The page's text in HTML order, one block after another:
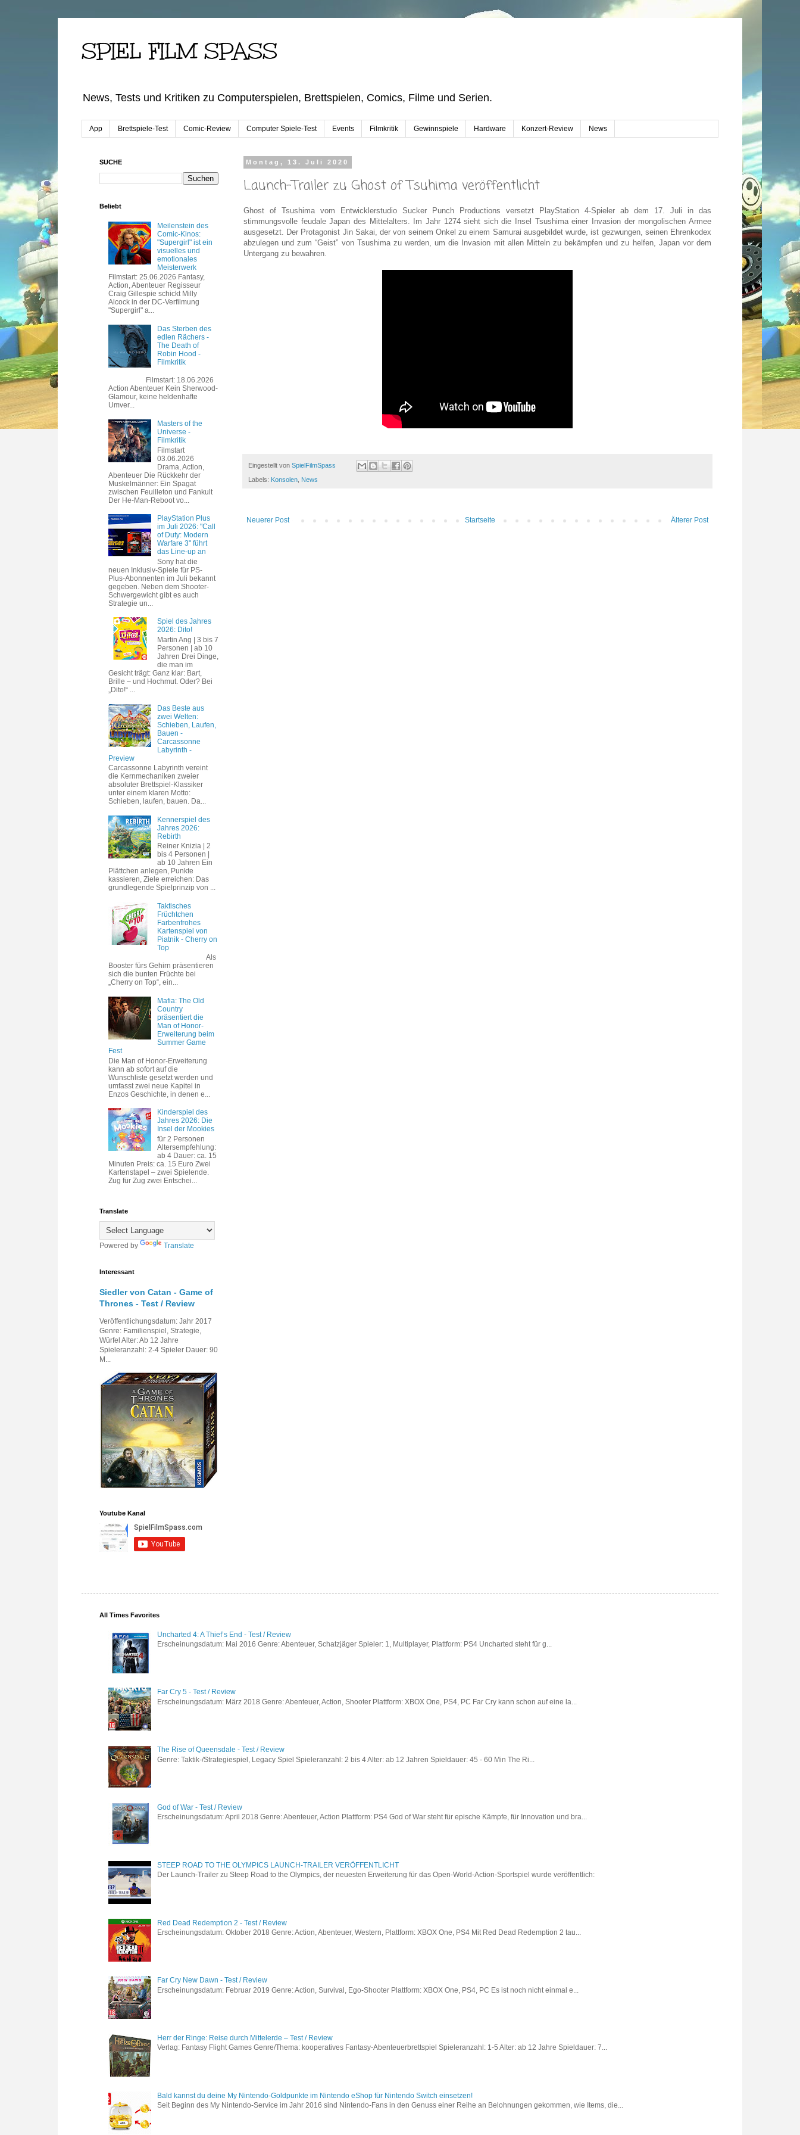
SPIEL FILM SPASS
News, Tests und Kritiken zu Computerspielen, Brettspielen, Comics, Filme und Serien.
App Brettspiele-Test Comic-Review Computer Spiele-Test Events Filmkritik Gewinnspiele Hardware Konzert-Review News
Montag, 13. Juli 2020
Launch-Trailer zu Ghost of Tsuhima veröffentlicht
Ghost of Tsushima vom Entwicklerstudio Sucker Punch Productions versetzt PlayStation 4-Spieler ab dem 17. Juli in das
stimmungsvolle feudale Japan des Mittelalters. Im Jahr 1274 sieht sich die Insel Tsushima einer Invasion der mongolischen Armee
ausgesetzt. Der Protagonist Jin Sakai, der von seinem Onkel zu einem Samurai ausgebildet wurde, ist gezwungen, seinen Ehrenkodex
abzulegen und zum “Geist” von Tsushima zu werden, um die Invasion mit allen Mitteln zu bekämpfen und zu helfen, Japan vor dem
Untergang zu bewahren.
Eingestellt von SpielFilmSpass
Labels: Konsolen, News
Neuerer Post Älterer Post
Startseite
SUCHE
Beliebt
Meilenstein des
Comic-Kinos:
"Supergirl" ist ein
visuelles und
emotionales
Meisterwerk
Filmstart: 25.06.2026 Fantasy,
Action, Abenteuer Regisseur
Craig Gillespie schickt Milly
Alcock in der DC-Verfilmung
"Supergirl" a...
Das Sterben des
edlen Rächers -
The Death of
Robin Hood -
Filmkritik
Filmstart: 18.06.2026
Action Abenteuer Kein Sherwood-
Glamour, keine heldenhafte
Umver...
Masters of the
Universe -
Filmkritik
Filmstart
03.06.2026
Drama, Action,
Abenteuer Die Rückkehr der
Muskelmänner: Ein Spagat
zwischen Feuilleton und Fankult
Der He-Man-Reboot vo...
PlayStation Plus
im Juli 2026: "Call
of Duty: Modern
Warfare 3" führt
das Line-up an
Sony hat die
neuen Inklusiv-Spiele für PS-
Plus-Abonnenten im Juli bekannt
gegeben. Neben dem Shooter-
Schwergewicht gibt es auch
Strategie un...
Spiel des Jahres
2026: Dito!
Martin Ang | 3 bis 7
Personen | ab 10
Jahren Drei Dinge,
die man im
Gesicht trägt: Ganz klar: Bart,
Brille – und Hochmut. Oder? Bei
„Dito!“ ...
Das Beste aus
zwei Welten:
Schieben, Laufen,
Bauen -
Carcassonne
Labyrinth -
Preview
Carcassonne Labyrinth vereint
die Kernmechaniken zweier
absoluter Brettspiel-Klassiker
unter einem klaren Motto:
Schieben, laufen, bauen. Da...
Kennerspiel des
Jahres 2026:
Rebirth
Reiner Knizia | 2
bis 4 Personen |
ab 10 Jahren Ein
Plättchen anlegen, Punkte
kassieren, Ziele erreichen: Das
grundlegende Spielprinzip von ...
Taktisches
Früchtchen
Farbenfrohes
Kartenspiel von
Piatnik - Cherry on
Top
Als
Booster fürs Gehirn präsentieren
sich die bunten Früchte bei
„Cherry on Top“, ein...
Mafia: The Old
Country
präsentiert die
Man of Honor-
Erweiterung beim
Summer Game
Fest
Die Man of Honor-Erweiterung
kann ab sofort auf die
Wunschliste gesetzt werden und
umfasst zwei neue Kapitel in
Enzos Geschichte, in denen e...
Kinderspiel des
Jahres 2026: Die
Insel der Mookies
für 2 Personen
Altersempfehlung:
ab 4 Dauer: ca. 15
Minuten Preis: ca. 15 Euro Zwei
Kartenstapel – zwei Spielende.
Zug für Zug zwei Entschei...
Translate
Powered by Translate
Interessant
Siedler von Catan - Game of
Thrones - Test / Review
Veröffentlichungsdatum: Jahr 2017
Genre: Familienspiel, Strategie,
Würfel Alter: Ab 12 Jahre
Spieleranzahl: 2-4 Spieler Dauer: 90
M...
Youtube Kanal
All Times Favorites
Uncharted 4: A Thief’s End - Test / Review
Erscheinungsdatum: Mai 2016 Genre: Abenteuer, Schatzjäger Spieler: 1, Multiplayer, Plattform: PS4 Uncharted steht für g...
Far Cry 5 - Test / Review
Erscheinungsdatum: März 2018 Genre: Abenteuer, Action, Shooter Plattform: XBOX One, PS4, PC Far Cry kann schon auf eine la...
The Rise of Queensdale - Test / Review
Genre: Taktik-/Strategiespiel, Legacy Spiel Spieleranzahl: 2 bis 4 Alter: ab 12 Jahren Spieldauer: 45 - 60 Min The Ri...
God of War - Test / Review
Erscheinungsdatum: April 2018 Genre: Abenteuer, Action Plattform: PS4 God of War steht für epische Kämpfe, für Innovation und bra...
STEEP ROAD TO THE OLYMPICS LAUNCH-TRAILER VERÖFFENTLICHT
Der Launch-Trailer zu Steep Road to the Olympics, der neuesten Erweiterung für das Open-World-Action-Sportspiel wurde veröffentlich:
Red Dead Redemption 2 - Test / Review
Erscheinungsdatum: Oktober 2018 Genre: Action, Abenteuer, Western, Plattform: XBOX One, PS4 Mit Red Dead Redemption 2 tau...
Far Cry New Dawn - Test / Review
Erscheinungsdatum: Februar 2019 Genre: Action, Survival, Ego-Shooter Plattform: XBOX One, PS4, PC Es ist noch nicht einmal e...
Herr der Ringe: Reise durch Mittelerde – Test / Review
Verlag: Fantasy Flight Games Genre/Thema: kooperatives Fantasy-Abenteuerbrettspiel Spieleranzahl: 1-5 Alter: ab 12 Jahre Spieldauer: 7...
Bald kannst du deine My Nintendo-Goldpunkte im Nintendo eShop für Nintendo Switch einsetzen!
Seit Beginn des My Nintendo-Service im Jahr 2016 sind Nintendo-Fans in den Genuss einer Reihe an Belohnungen gekommen, wie Items, die...